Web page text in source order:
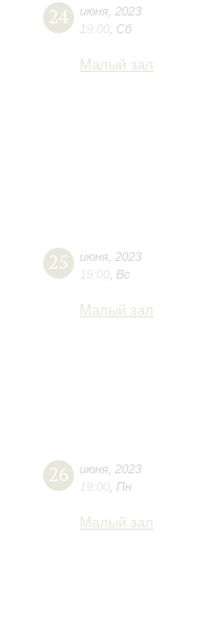
24 июня 2023
19:00 Сб
Малый зал
25 июня 2023
19:00 Вс
Малый зал
26 июня 2023
19:00 Пн
Малый зал